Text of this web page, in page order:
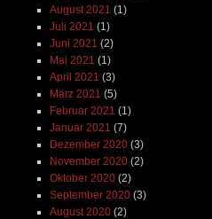
August 2021 (1)
Juli 2021 (1)
Juni 2021 (2)
Mai 2021 (1)
April 2021 (3)
März 2021 (5)
Februar 2021 (1)
Januar 2021 (7)
Dezember 2020(3)
November 2020(2)
Oktober 2020(2)
September 2020(3)
August 2020(2)